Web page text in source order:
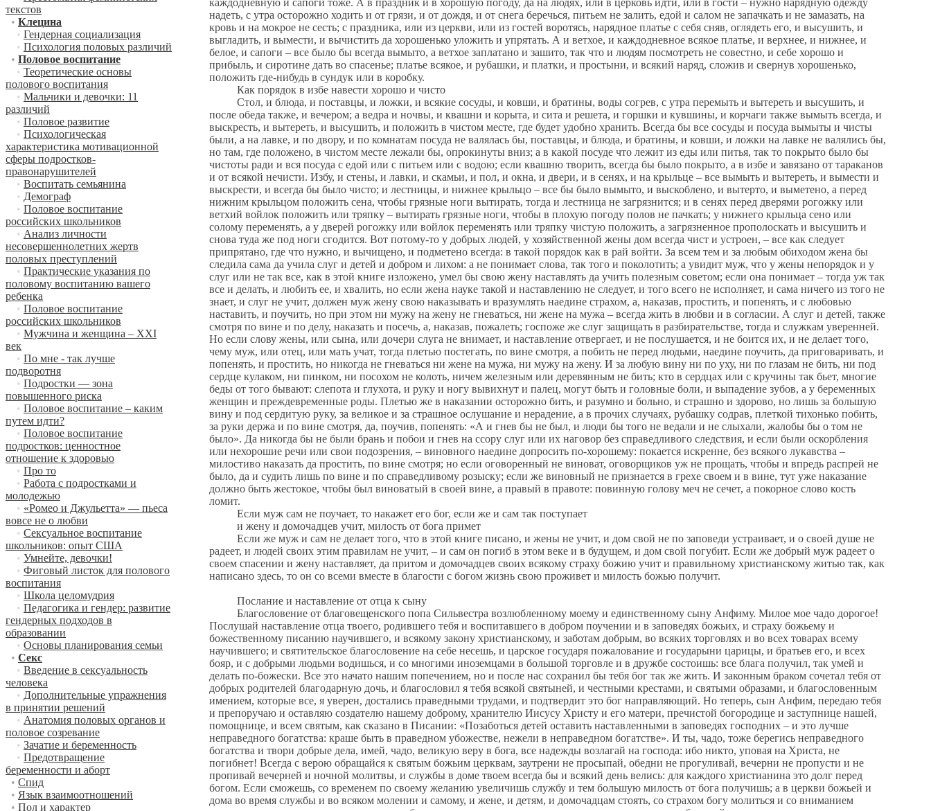
текстов
• Клецина
• Гендерная социализация
• Психология половых различий
• Половое воспитание
• Теоретические основы
полового воспитания
• Мальчики и девочки: 11
различий
• Половое развитие
• Психологическая
характеристика мотивационной
сферы подростков-
правонарушителей
• Воспитать семьянина
• Демограф
• Половое воспитание
российских школьников
• Анализ личности
несовершеннолетних жертв
половых преступлений
• Практические указания по
половому воспитанию вашего
ребенка
• Половое воспитание
российских школьников
• Мужчина и женщина – XXI
век
• По мне - так лучше
подворотня
• Подростки — зона
повышенного риска
• Половое воспитание – каким
путем идти?
• Половое воспитание
подростков: ценностное
отношение к здоровью
• Про то
• Работа с подростками и
молодежью
• «Ромео и Джульетта» — пьеса
вовсе не о любви
• Сексуальное воспитание
школьников: опыт США
• Умнейте, девочки!
• Фиговый листок для полового
воспитания
• Школа целомудрия
• Педагогика и гендер: развитие
гендерных подходов в
образовании
• Основы планирования семьи
• Секс
• Введение в сексуальность
человека
• Дополнительные упражнения
в принятии решений
• Анатомия половых органов и
половое созревание
• Зачатие и беременность
• Предотвращение
беременности и аборт
• Спид
• Язык взаимоотношений
• Пол и характер
надеть, с утра осторожно ходить и от грязи, и от дождя, и от снега беречься, питьем не залить, едой и салом не запачкать и не замазать, на
кровь и на мокрое не сесть; с праздника, или из церкви, или из гостей воротясь, нарядное платье с себя сняв, оглядеть его, и высушить, и
выгладить, и вымести, и вычистить да хорошенько уложить и упрятать. А и ветхое, и каждодневное всякое платье, и верхнее, и нижнее, и
белое, и сапоги – все было бы всегда вымыто, а ветхое заплатано и зашито, так что и людям посмотреть не совестно, и себе хорошо и
прибыль, и сиротине дать во спасенье; платье всякое, и рубашки, и платки, и простыни, и всякий наряд, сложив и свернув хорошенько,
положить где-нибудь в сундук или в коробку.
Как порядок в избе навести хорошо и чисто
Стол, и блюда, и поставцы, и ложки, и всякие сосуды, и ковши, и братины, воды согрев, с утра перемыть и вытереть и высушить, и
после обеда также, и вечером; а ведра и ночвы, и квашни и корыта, и сита и решета, и горшки и кувшины, и корчаги также вымыть всегда, и
выскресть, и вытереть, и высушить, и положить в чистом месте, где будет удобно хранить. Всегда бы все сосуды и посуда вымыты и чисты
были, а на лавке, и по двору, и по комнатам посуда не валялась бы, поставцы, и блюда, и братины, и ковши, и ложки на лавке не валялись бы,
но там, где положено, в чистом месте лежали бы, опрокинуты вниз; а в какой посуде что лежит из еды или питья, так то покрыто было бы
чистоты ради и вся посуда с едой или с питьем или с водою; если квашню творить, всегда бы было покрыто, а в избе и завязано от тараканов
и от всякой нечисти. Избу, и стены, и лавки, и скамьи, и пол, и окна, и двери, и в сенях, и на крыльце – все вымыть и вытереть, и вымести и
выскрести, и всегда бы было чисто; и лестницы, и нижнее крыльцо – все бы было вымыто, и выскоблено, и вытерто, и выметено, а перед
нижним крыльцом положить сена, чтобы грязные ноги вытирать, тогда и лестница не загрязнится; и в сенях перед дверями рогожку или
ветхий войлок положить или тряпку – вытирать грязные ноги, чтобы в плохую погоду полов не пачкать; у нижнего крыльца сено или
солому переменять, а у дверей рогожку или войлок переменять или тряпку чистую положить, а загрязненное прополоскать и высушить и
снова туда же под ноги сгодится. Вот потому-то у добрых людей, у хозяйственной жены дом всегда чист и устроен, – все как следует
припрятано, где что нужно, и вычищено, и подметено всегда: в такой порядок как в рай войти. За всем тем и за любым обиходом жена бы
следила сама да учила слуг и детей и добром и лихом: а не понимает слова, так того и поколотить; а увидит муж, что у жены непорядок и у
слуг или не так все, как в этой книге изложено, умел бы свою жену наставлять да учить полезным советом; если она понимает – тогда уж так
все и делать, и любить ее, и хвалить, но если жена науке такой и наставлению не следует, и того всего не исполняет, и сама ничего из того не
знает, и слуг не учит, должен муж жену свою наказывать и вразумлять наедине страхом, а, наказав, простить, и попенять, и с любовью
наставить, и поучить, но при этом ни мужу на жену не гневаться, ни жене на мужа – всегда жить в любви и в согласии. А слуг и детей, также
смотря по вине и по делу, наказать и посечь, а, наказав, пожалеть; госпоже же слуг защищать в разбирательстве, тогда и служкам уверенней.
Но если слову жены, или сына, или дочери слуга не внимает, и наставление отвергает, и не послушается, и не боится их, и не делает того,
чему муж, или отец, или мать учат, тогда плетью постегать, по вине смотря, а побить не перед людьми, наедине поучить, да приговаривать, и
попенять, и простить, но никогда не гневаться ни жене на мужа, ни мужу на жену. И за любую вину ни по уху, ни по глазам не бить, ни под
сердце кулаком, ни пинком, ни посохом не колоть, ничем железным или деревянным не бить; кто в сердцах или с кручины так бьет, многие
беды от того бывают: слепота и глухота, и руку и ногу вывихнут и палец, могут быть и головные боли, и выпадение зубов, а у беременных
женщин и преждевременные роды. Плетью же в наказании осторожно бить, и разумно и больно, и страшно и здорово, но лишь за большую
вину и под сердитую руку, за великое и за страшное ослушание и нерадение, а в прочих случаях, рубашку содрав, плеткой тихонько побить,
за руки держа и по вине смотря, да, поучив, попенять: «А и гнев бы не был, и люди бы того не ведали и не слыхали, жалобы бы о том не
было». Да никогда бы не были брань и побои и гнев на ссору слуг или их наговор без справедливого следствия, и если были оскорбления
или нехорошие речи или свои подозрения, – виновного наедине допросить по-хорошему: покается искренне, без всякого лукавства –
милостиво наказать да простить, по вине смотря; но если оговоренный не виноват, оговорщиков уж не прощать, чтобы и впредь распрей не
было, да и судить лишь по вине и по справедливому розыску; если же виновный не признается в грехе своем и в вине, тут уже наказание
должно быть жестокое, чтобы был виноватый в своей вине, а правый в правоте: повинную голову меч не сечет, а покорное слово кость
ломит.
Если муж сам не поучает, то накажет его бог, если же и сам так поступает
и жену и домочадцев учит, милость от бога примет
Если же муж и сам не делает того, что в этой книге писано, и жены не учит, и дом свой не по заповеди устраивает, и о своей душе не
радеет, и людей своих этим правилам не учит, – и сам он погиб в этом веке и в будущем, и дом свой погубит. Если же добрый муж радеет о
своем спасении и жену наставляет, да притом и домочадцев своих всякому страху божию учит и правильному христианскому житью так, как
написано здесь, то он со всеми вместе в благости с богом жизнь свою проживет и милость божью получит.
Послание и наставление от отца к сыну
Благословение от благовещенского попа Сильвестра возлюбленному моему и единственному сыну Анфиму. Милое мое чадо дорогое!
Послушай наставление отца твоего, родившего тебя и воспитавшего в добром поучении и в заповедях божьих, и страху божьему и
божественному писанию научившего, и всякому закону христианскому, и заботам добрым, во всяких торговлях и во всех товарах всему
научившего; и святительское благословение на себе несешь, и царское государя пожалование и государыни царицы, и братьев его, и всех
бояр, и с добрыми людьми водишься, и со многими иноземцами в большой торговле и в дружбе состоишь: все блага получил, так умей и
делать по-божески. Все это начато нашим попечением, но и после нас сохранил бы тебя бог так же жить. И законным браком сочетал тебя от
добрых родителей благодарную дочь, и благословил я тебя всякой святыней, и честными крестами, и святыми образами, и благословенным
имением, которые все, я уверен, достались праведными трудами, и подтвердит это бог направляющий. Но теперь, сын Анфим, передаю тебя
и препоручаю и оставляю создателю нашему доброму, хранителю Иисусу Христу и его матери, пречистой богородице и заступнице нашей,
помощнице, и всем святым, как сказано в Писании: «Позаботься детей оставить наставленными в заповедях господних – и это лучше
неправедного богатства: краше быть в праведном убожестве, нежели в неправедном богатстве». И ты, чадо, тоже берегись неправедного
богатства и твори добрые дела, имей, чадо, великую веру в бога, все надежды возлагай на господа: ибо никто, уповая на Христа, не
погибнет! Всегда с верою обращайся к святым божьим церквам, заутрени не просыпай, обедни не прогуливай, вечерни не пропусти и не
пропивай вечерней и ночной молитвы, и службы в доме твоем всегда бы и всякий день велись: для каждого христианина это долг перед
богом. Если сможешь, со временем по своему желанию увеличишь службу и тем большую милость от бога получишь; а в церкви божьей и
дома во время службы и во всяком молении и самому, и жене, и детям, и домочадцам стоять, со страхом богу молиться и со вниманием